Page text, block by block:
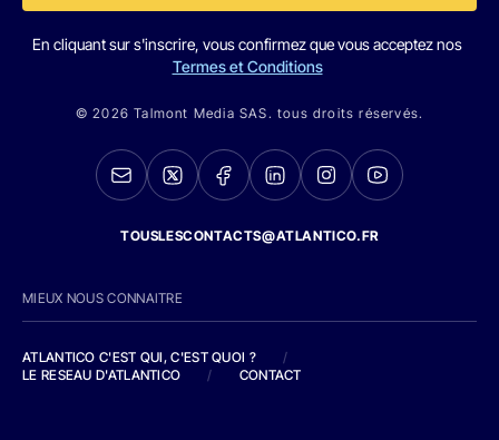
En cliquant sur s'inscrire, vous confirmez que vous acceptez nos
Termes et Conditions
© 2026 Talmont Media SAS. tous droits réservés.
TOUSLESCONTACTS@ATLANTICO.FR
MIEUX NOUS CONNAITRE
ATLANTICO C'EST QUI, C'EST QUOI ?
/
LE RESEAU D'ATLANTICO
/ CONTACT